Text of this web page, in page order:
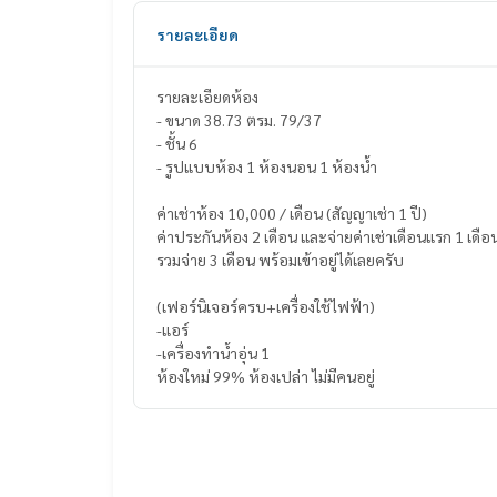
รายละเอียด
รายละเอียดห้อง
- ขนาด 38.73 ตรม. 79/37
- ชั้น 6
- รูปแบบห้อง 1 ห้องนอน 1 ห้องน้ำ
ค่าเช่าห้อง 10,000 / เดือน (สัญญาเช่า 1 ปี)
ค่าประกันห้อง 2 เดือน และจ่ายค่าเช่าเดือนแรก 1 เดือ
รวมจ่าย 3 เดือน พร้อมเข้าอยู่ได้เลยครับ
(เฟอร์นิเจอร์ครบ+เครื่องใช้ไฟฟ้า)
-แอร์
-เครื่องทำน้ำอุ่น 1
ห้องใหม่ 99% ห้องเปล่า ไม่มีคนอยู่